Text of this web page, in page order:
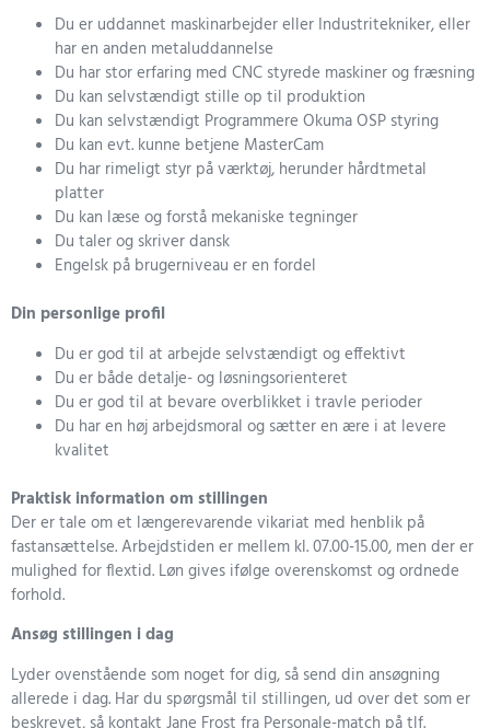
Du er uddannet maskinarbejder eller Industritekniker, eller
har en anden metaluddannelse
Du har stor erfaring med CNC styrede maskiner og fræsning
Du kan selvstændigt stille op til produktion
Du kan selvstændigt Programmere Okuma OSP styring
Du kan evt. kunne betjene MasterCam
Du har rimeligt styr på værktøj, herunder hårdtmetal
platter
Du kan læse og forstå mekaniske tegninger
Du taler og skriver dansk
Engelsk på brugerniveau er en fordel
Din personlige profil
Du er god til at arbejde selvstændigt og effektivt
Du er både detalje- og løsningsorienteret
Du er god til at bevare overblikket i travle perioder
Du har en høj arbejdsmoral og sætter en ære i at levere
kvalitet
Praktisk information om stillingen
Der er tale om et længerevarende vikariat med henblik på
fastansættelse. Arbejdstiden er mellem kl. 07.00-15.00, men der er
mulighed for flextid. Løn gives ifølge overenskomst og ordnede
forhold.
Ansøg stillingen i dag
Lyder ovenstående som noget for dig, så send din ansøgning
allerede i dag. Har du spørgsmål til stillingen, ud over det som er